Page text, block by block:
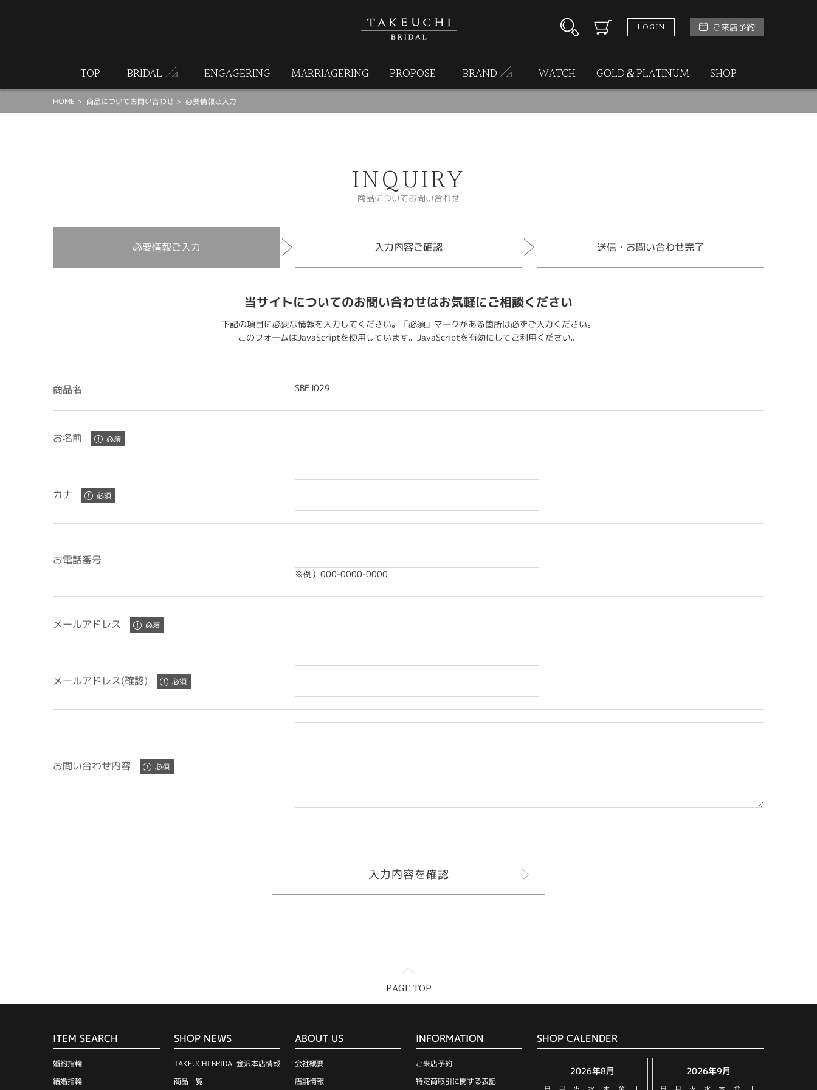
LOGIN ご来店予約
TOP BRIDAL ENGAGERING MARRIAGERING PROPOSE BRAND WATCH GOLD＆PLATINUM SHOP
HOME 商品についてお問い合わせ 必要情報ご入力
INQUIRY
商品についてお問い合わせ
必要情報ご入力 入力内容ご確認 送信・お問い合わせ完了
当サイトについてのお問い合わせはお気軽にご相談ください
下記の項目に必要な情報を入力してください。「必須」マークがある箇所は必ずご入力ください。
このフォームはJavaScriptを使用しています。JavaScriptを有効にしてご利用ください。
商品名 SBEJ029
お名前
カナ
お電話番号
※例）000-0000-0000
メールアドレス
メールアドレス(確認)
お問い合わせ内容
PAGE TOP
ITEM SEARCH
婚約指輪
結婚指輪
SHOP NEWS
TAKEUCHI BRIDAL金沢本店情報
商品一覧
ABOUT US
会社概要
店舗情報
INFORMATION
ご来店予約
特定商取引に関する表記
SHOP CALENDER
2026年8月 2026年9月